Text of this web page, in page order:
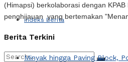
Indeks Berita
(Himapsi) berkolaborasi dengan
penghijauan yang bertemakan
Berita Terkini
Minyak hingga Paving Block,